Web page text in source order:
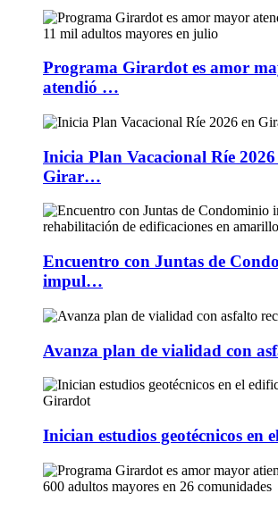
Programa Girardot es amor
atendió …
Inicia Plan Vacacional Ríe 2026
Girar…
Encuentro con Juntas de
impul…
Avanza plan de vialidad con
Inician estudios geotécnicos en